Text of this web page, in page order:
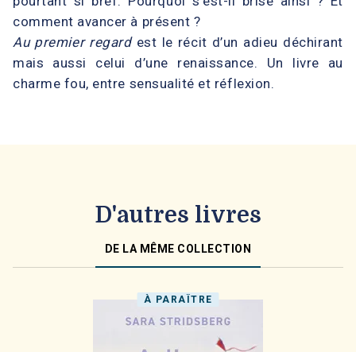
comment avancer à présent ?
Au premier regardest le récit d’un adieu déchirant
mais aussi celui d’une renaissance. Un livre au
charme fou, entre sensualité et réflexion.
D'autres livres
DE LA MÊME COLLECTION
À PARAÎTRE